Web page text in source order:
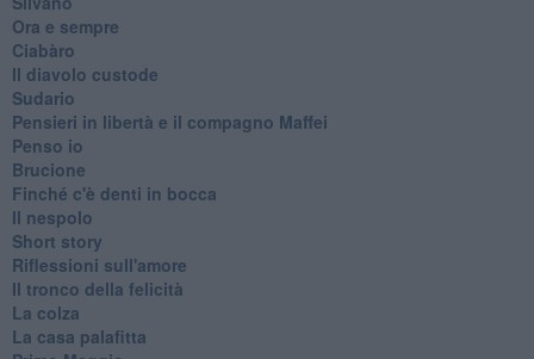
Ora e sempre
Ciabàro
Il diavolo custode
Sudario
Pensieri in libertà e il compagno Maffei
Penso io
Brucione
Finché c'è denti in bocca
Il nespolo
Short story
Riflessioni sull'amore
Il tronco della felicità
La colza
La casa palafitta